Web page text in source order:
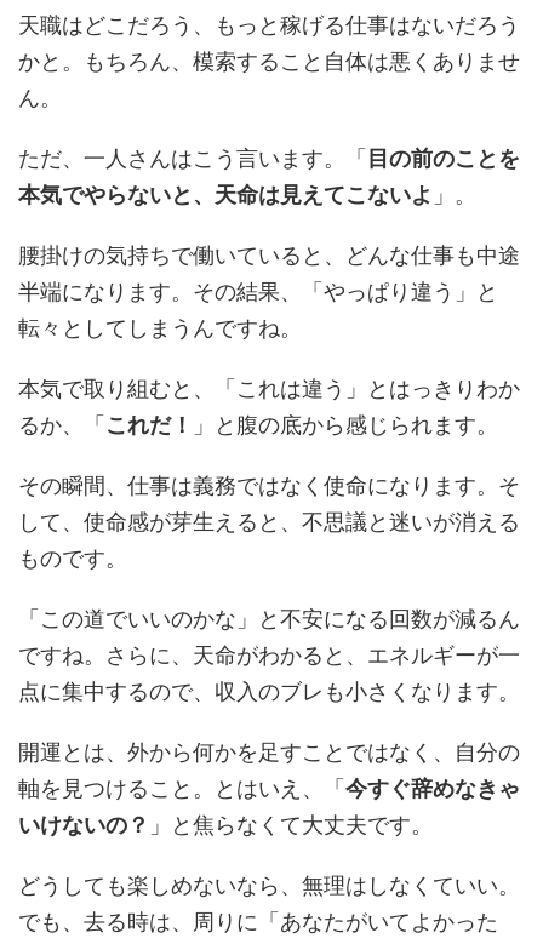
天職はどこだろう、もっと稼げる仕事はないだろう
かと。もちろん、模索すること自体は悪くありませ
ん。
ただ、一人さんはこう言います。「 目の前のことを
本気でやらないと、天命は見えてこないよ 」。
腰掛けの気持ちで働いていると、どんな仕事も中途
半端になります。その結果、「やっぱり違う」と
転々としてしまうんですね。
本気で取り組むと、「これは違う」とはっきりわか
るか、「 これだ！ 」と腹の底から感じられます。
その瞬間、仕事は義務ではなく使命になります。そ
して、使命感が芽生えると、不思議と迷いが消える
ものです。
「この道でいいのかな」と不安になる回数が減るん
ですね。さらに、天命がわかると、エネルギーが一
点に集中するので、収入のブレも小さくなります。
開運とは、外から何かを足すことではなく、自分の
軸を見つけること。とはいえ、「 今すぐ辞めなきゃ
いけないの？ 」と焦らなくて大丈夫です。
どうしても楽しめないなら、無理はしなくていい。
でも、去る時は、周りに「あなたがいてよかった